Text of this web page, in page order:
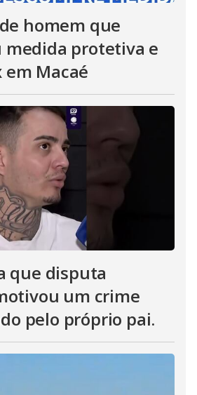
homem que
protetiva e
em Macaé
que disputa
um crime
pelo próprio pai.